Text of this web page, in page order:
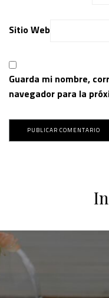
Sitio Web
Guarda mi nombre,
navegador para la